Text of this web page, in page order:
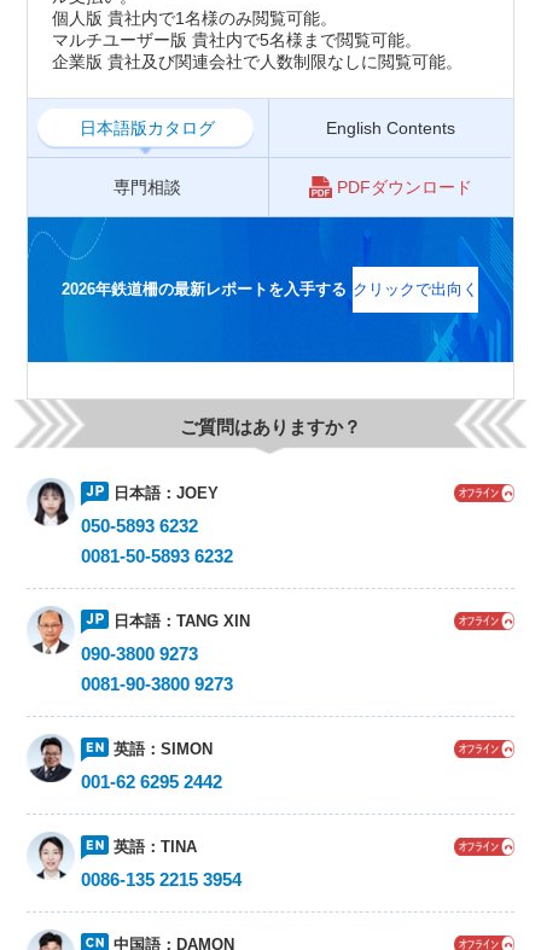
個人版 貴社内で1名様のみ閲覧可能。
マルチユーザー版 貴社内で5名様まで閲覧可能。
企業版 貴社及び関連会社で人数制限なしに閲覧可能。
日本語版カタログ English Contents
専門相談 PDFダウンロード
2026年鉄道柵の最新レポートを入手する クリックで出向く
ご質問はありますか？
日本語： JOEY
050-5893 6232
0081-50-5893 6232
日本語： TANG XIN
090-3800 9273
0081-90-3800 9273
英語： SIMON
001-62 6295 2442
英語： TINA
0086-135 2215 3954
中国語： DAMON